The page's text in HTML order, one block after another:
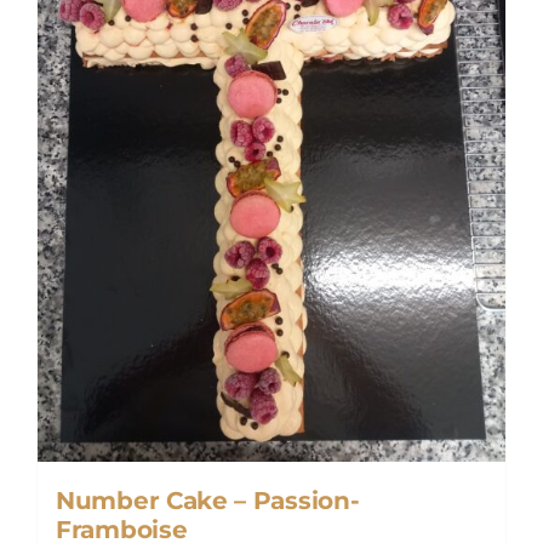
être
choisies
sur
page
du
produit
Number Cake – Passion-
Framboise